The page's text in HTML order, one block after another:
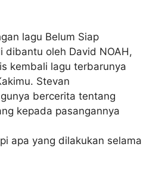
lagu Belum Siap
dibantu oleh David NOAH,
kembali lagu terbarunya
Stevan
bercerita tentang
kepada pasangannya
apa yang dilakukan selama